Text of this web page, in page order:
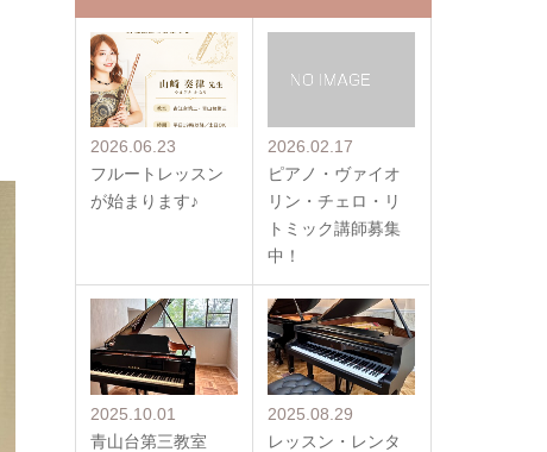
2026.06.23
フルートレッスン
が始まります♪
2026.02.17
ピアノ・ヴァイオ
リン・チェロ・リ
トミック講師募集
中！
2025.10.01
青山台第三教室
2025.08.29
レッスン・レンタ